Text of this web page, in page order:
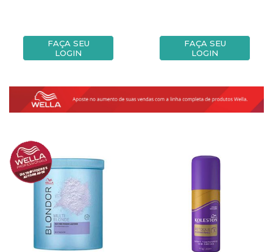
FAÇA SEU
LOGIN
FAÇA SEU
LOGIN